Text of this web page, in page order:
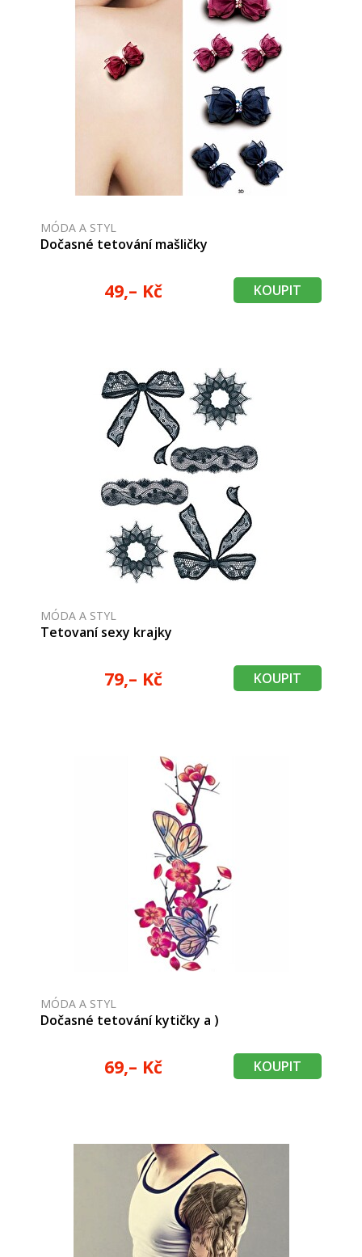
MÓDA A STYL
Dočasné tetování mašličky
49,– Kč KOUPIT
MÓDA A STYL
Tetovaní sexy krajky
79,– Kč KOUPIT
MÓDA A STYL
Dočasné tetování kytičky a )
69,– Kč KOUPIT